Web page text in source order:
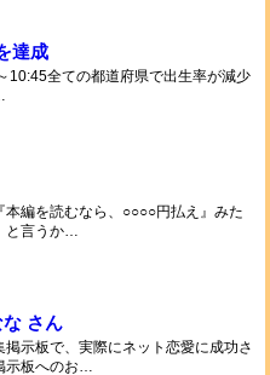
達成
10:45全ての都道府県で出生率が減少
編を読むなら、○○○○円払え』みた
と言うか…
さん
示板で、実際にネット恋愛に成功さ
示板へのお…